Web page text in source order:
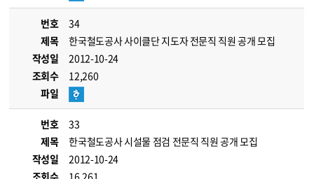
번호
34
제목
한국철도공사 사이클단 지도자 전문직 직원 공개 모집
작성일
2012-10-24
조회수
12,260
파일
번호
33
제목
한국철도공사 시설물 점검 전문직 직원 공개 모집
작성일
2012-10-24
조회수
16,261